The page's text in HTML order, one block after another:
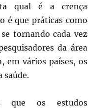
qual é a crença
é que práticas como
tornando cada vez
da área
em vários países, os
saúde.
que os estudos